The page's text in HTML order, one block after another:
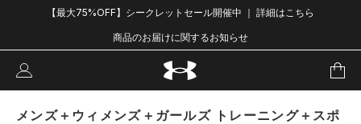
【最大75%OFF】シークレットセール開催中 ｜ 詳細はこちら
商品のお届けに関するお知らせ
メンズ＋ウィメンズ＋ガールズ トレーニング＋スポ